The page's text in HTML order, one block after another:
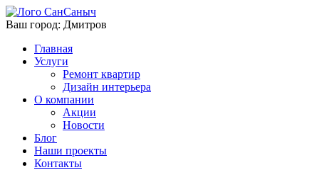
Ваш город: Дмитров
Главная
Услуги
Ремонт квартир
Дизайн интерьера
О компании
Акции
Новости
Блог
Наши проекты
Контакты